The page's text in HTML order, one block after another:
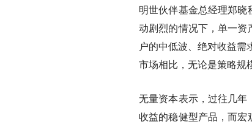
明世伙伴基金总经理郑
动剧烈的情况下，单一
户的中低波、绝对收益
市场相比，无论是策略规
无量资本表示，过往几
收益的稳健型产品，而